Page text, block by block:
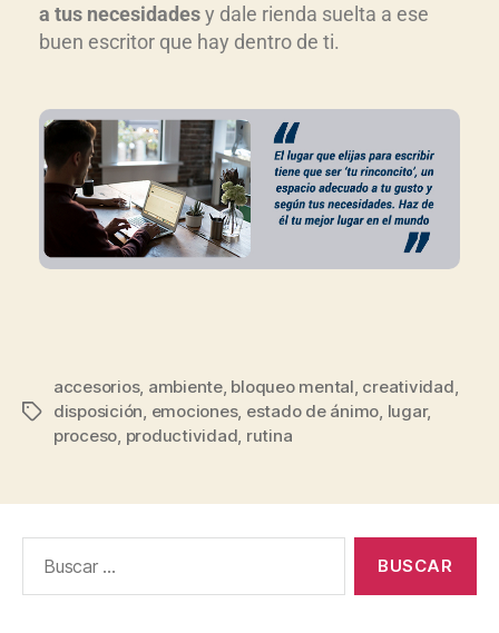
a tus necesidadesy dale rienda suelta a ese
buen escritor que hay dentro de ti.
accesorios, ambiente, bloqueo mental creatividad
disposición emociones, estado de ánimo lugar,
proceso productividad rutina